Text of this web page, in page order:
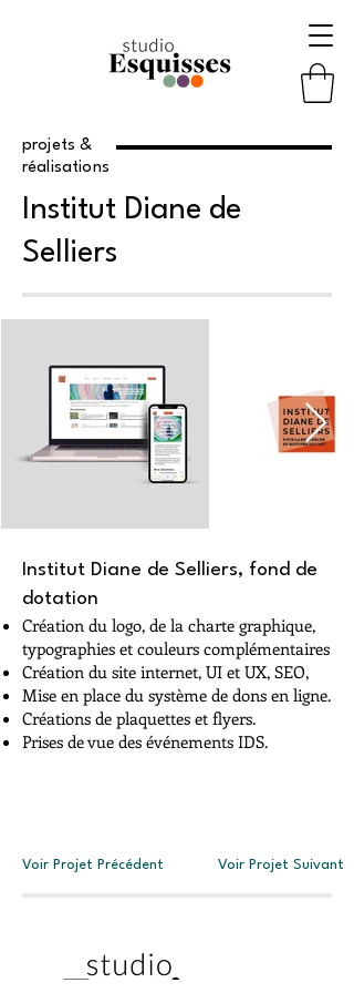
projets &
réalisations
Institut Diane de
Selliers
Institut Diane de Selliers, fond de
dotation
Création du logo, de la charte graphique,
typographies et couleurs complémentaires
Création du site internet, UI et UX, SEO,
Mise en place du système de dons en ligne.
Créations de plaquettes et flyers.
Prises de vue des événements IDS.
Voir Projet Précédent Voir Projet Suivant